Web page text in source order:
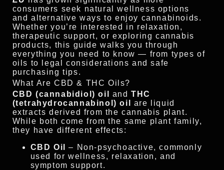
consumers seek natural wellness options
and alternative ways to enjoy cannabinoids.
Whether you’re interested in relaxation,
therapeutic support, or exploring cannabis
products, this guide walks you through
everything you need to know — from types of
oils to legal considerations and safe
purchasing tips.
What Are CBD & THC Oils?
CBD (cannabidiol) oil
andTHC
(tetrahydrocannabinol) oil
are liquid
extracts derived from the cannabis plant.
While both come from the same plant family,
they have different effects:
CBD Oil
– Non-psychoactive, commonly
used for wellness, relaxation, and
symptom support.